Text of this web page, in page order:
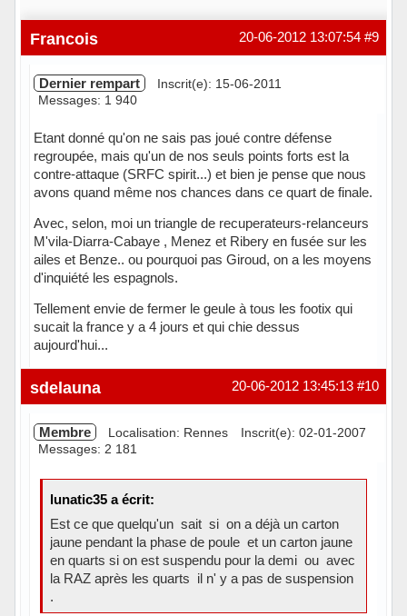
#9
20-06-2012 13:07:54
Francois
Dernier rempart
Inscrit(e): 15-06-2011
Messages: 1 940
Etant donné qu'on ne sais pas joué contre défense
regroupée, mais qu'un de nos seuls points forts est la
contre-attaque (SRFC spirit...) et bien je pense que nous
avons quand même nos chances dans ce quart de finale.
Avec, selon, moi un triangle de recuperateurs-relanceurs
M'vila-Diarra-Cabaye , Menez et Ribery en fusée sur les
ailes et Benze.. ou pourquoi pas Giroud, on a les moyens
d'inquiété les espagnols.
Tellement envie de fermer le geule à tous les footix qui
sucait la france y a 4 jours et qui chie dessus
aujourd'hui...
Hors ligne #10
20-06-2012 13:45:13
sdelauna
Membre Localisation: Rennes
Inscrit(e): 02-01-2007
Messages: 2 181
lunatic35 a écrit:
Est ce que quelqu'un sait si on a déjà un carton
jaune pendant la phase de poule et un carton jaune
en quarts si on est suspendu pour la demi ou avec
la RAZ après les quarts il n' y a pas de suspension
.